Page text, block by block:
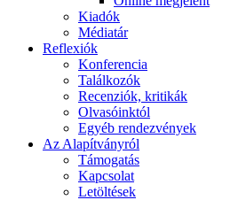
Kiadók
Médiatár
Reflexiók
Konferencia
Találkozók
Recenziók, kritikák
Olvasóinktól
Egyéb rendezvények
Az Alapítványról
Támogatás
Kapcsolat
Letöltések